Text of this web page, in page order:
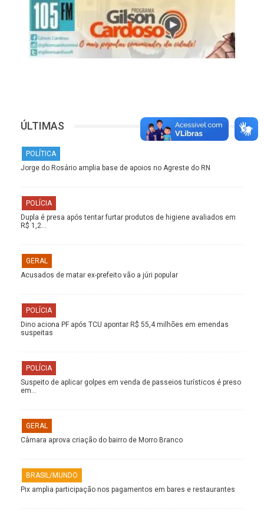
ÚLTIMAS
POLÍTICA
Jorge do Rosário amplia base de apoios no Agreste do RN
POLÍCIA
Dupla é presa após tentar furtar produtos de higiene avaliados em
R$ 1,2…
GERAL
Acusados de matar ex-prefeito vão a júri popular
POLÍCIA
Dino aciona PF após TCU apontar R$ 55,4 milhões em emendas
suspeitas
POLÍCIA
Suspeito de aplicar golpes em venda de passeios turísticos é preso
em…
GERAL
Câmara aprova criação do bairro de Morro Branco
BRASIL/MUNDO
Pix amplia participação nos pagamentos em bares e restaurantes